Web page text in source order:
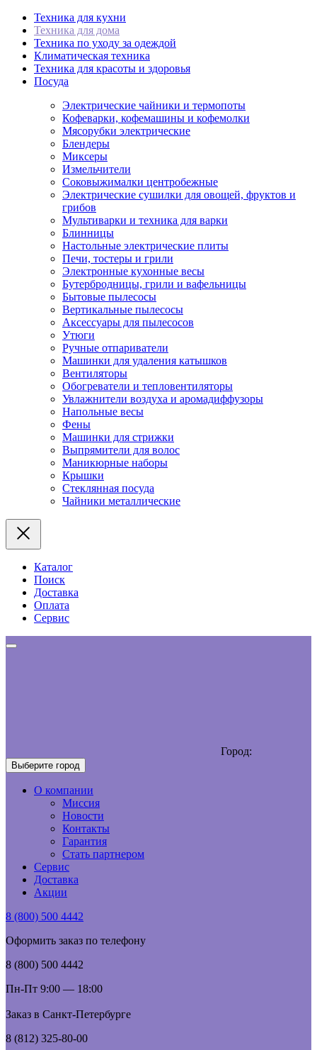
Техника для кухни
Техника для дома
Техника по уходу за одеждой
Климатическая техника
Техника для красоты и здоровья
Посуда
Электрические чайники и термопоты
Кофеварки, кофемашины и кофемолки
Мясорубки электрические
Блендеры
Миксеры
Измельчители
Соковыжималки центробежные
Электрические сушилки для овощей, фруктов и
грибов
Мультиварки и техника для варки
Блинницы
Настольные электрические плиты
Печи, тостеры и грили
Электронные кухонные весы
Бутербродницы, грили и вафельницы
Бытовые пылесосы
Вертикальные пылесосы
Аксессуары для пылесосов
Утюги
Ручные отпариватели
Машинки для удаления катышков
Вентиляторы
Обогреватели и тепловентиляторы
Увлажнители воздуха и аромадиффузоры
Напольные весы
Фены
Машинки для стрижки
Выпрямители для волос
Маникюрные наборы
Крышки
Стеклянная посуда
Чайники металлические
Каталог
Поиск
Доставка
Оплата
Сервис
Город:
Выберите город
О компании
Миссия
Новости
Контакты
Гарантия
Стать партнером
Сервис
Доставка
Акции
8 (800) 500 4442
Оформить заказ по телефону
8 (800) 500 4442
Пн-Пт 9:00 — 18:00
Заказ в Санкт-Петербурге
8 (812) 325-80-00